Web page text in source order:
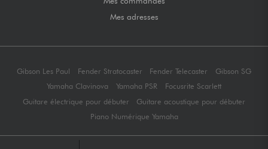
Mes adresses
Gibson Les Paul Fender Stratocaster Fender Telecaster
Gibson SG
Yamaha Clavinova
Yamaha PSR
Focusrite Scarlett
Guitare électrique pour débuter
Guitare acoustique pour débuter
Piano Numérique Yamaha